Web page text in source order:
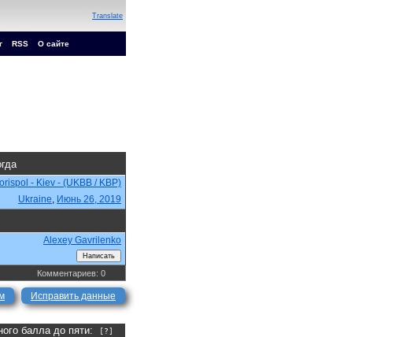
Translate
RSS О сайте
- Kiev - (UKBB / KBP)
Ukraine, Июнь 26, 2019
Alexey Gavrilenko
Комментариев: 0
Исправить данные
балла до пяти: [?]